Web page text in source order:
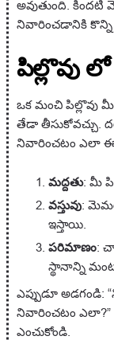
అవుతుంది.
నివారించడానికి
పిల్లొవు
ఒక మంచి పిల్లొవు
తేడా తీసుకోవచ్చు.
నివారించటం ఎలా
మద్దతు: మీ
వస్తువు:
ఇస్తాయి.
పరిమాణం:
స్థానాన్ని
ఎప్పుడూ
నివారించటం ఎలా?”
ఎంచుకోండి.